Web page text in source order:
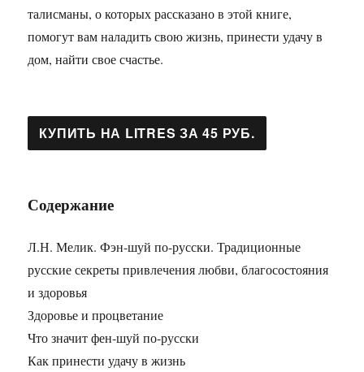
талисманы, о которых рассказано в этой книге,
помогут вам наладить свою жизнь, принести удачу в
дом, найти свое счастье.
Содержание
Л.Н. Мелик. Фэн-шуй по-русски. Традиционные
русские секреты привлечения любви, благосостояния
и здоровья
Здоровье и процветание
Что значит фен-шуй по-русски
Как принести удачу в жизнь